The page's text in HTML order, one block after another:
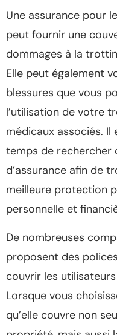
Une assurance pour
peut fournir une
dommages à la
Elle peut également
blessures que vous
l’utilisation de votre
médicaux associés.
temps de rechercher
d’assurance afin de
meilleure protection
personnelle et
De nombreuses
proposent des
couvrir les
Lorsque vous
qu’elle couvre non